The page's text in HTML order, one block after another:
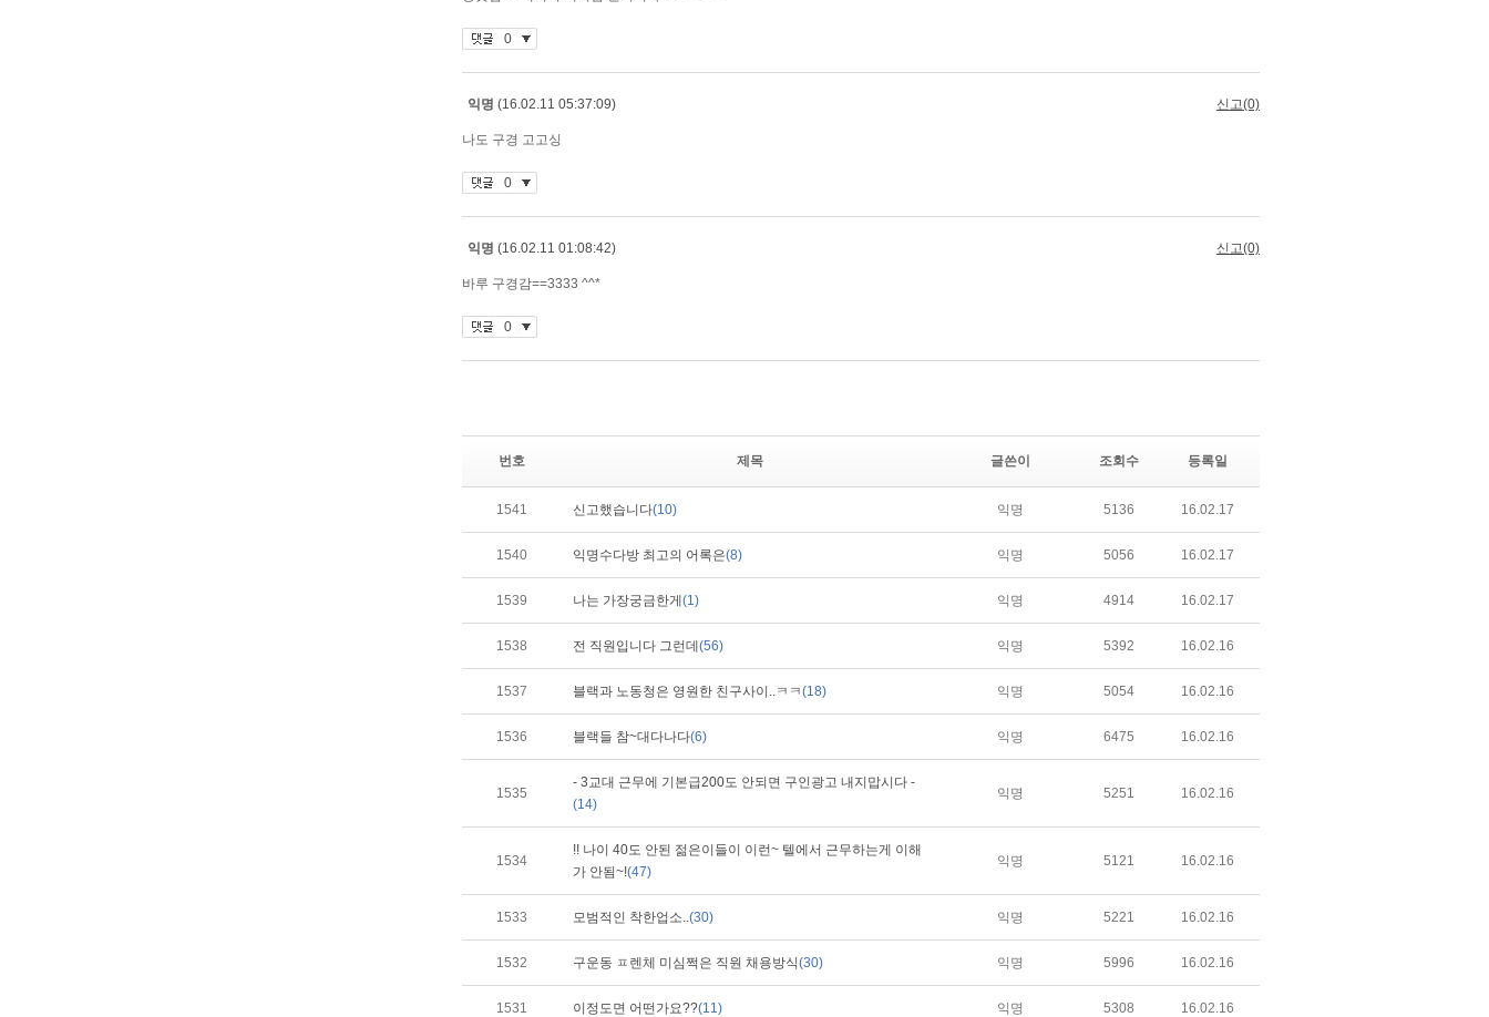
번호 제목 글쓴이 조회수 등록일
1541 신고했습니다(10) 익명 5136 16.02.17
1540 익명수다방 최고의 어록은(8) 익명 5056 16.02.17
1539 나는 가장궁금한게 (1) 익명 4914 16.02.17
1538 전 직원입니다 그런데 (56) 익명 5392 16.02.16
1537 블랙과 노동청은 영원한 친구사이..ㅋㅋ(18) 익명 5054 16.02.16
1536 블랙들 참~대다나다(6) 익명 6475 16.02.16
1535
- 3교대 근무에 기본급200도 안되면 구인광고 내지맙시다 -
(14)
익명 5251 16.02.16
1534
!! 나이 40도 안된 젊은이들이 이런~ 텔에서 근무하는게 이해
가 안됨~!(47)
익명 5121 16.02.16
1533 모범적인 착한업소..(30) 익명 5221 16.02.16
1532 구운동 ㅍ렌체 미심쩍은 직원 채용방식(30) 익명 5996 16.02.16
1531 이정도면 어떤가요??(11) 익명 5308 16.02.16